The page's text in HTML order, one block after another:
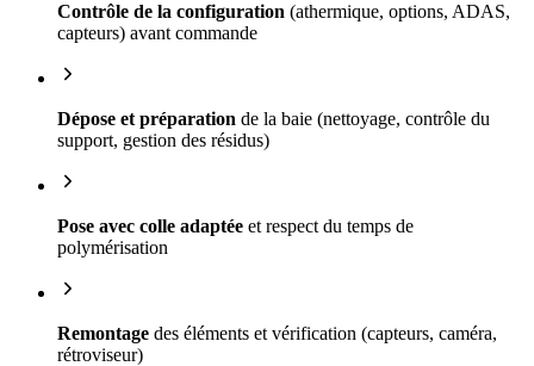
Contrôle de la configuration (athermique, options, ADAS,
capteurs) avant commande
Dépose et préparation de la baie (nettoyage, contrôle du
support, gestion des résidus)
Pose avec colle adaptée et respect du temps de
polymérisation
Remontage des éléments et vérification (capteurs, caméra,
rétroviseur)